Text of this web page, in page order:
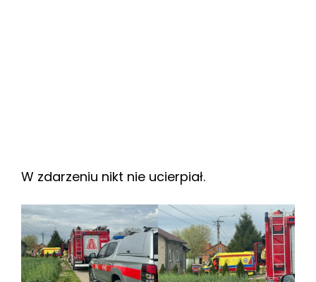
W zdarzeniu nikt nie ucierpiał.